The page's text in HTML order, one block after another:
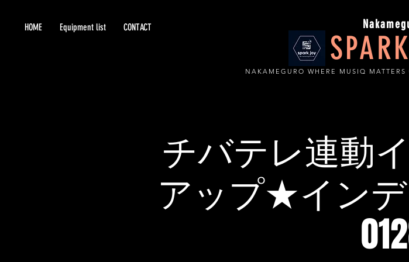
HOME Equipment list CONTACT
NAKAMEGURO WHERE MUSIQ MATTERS
チバテレ連動
アップ★インデ